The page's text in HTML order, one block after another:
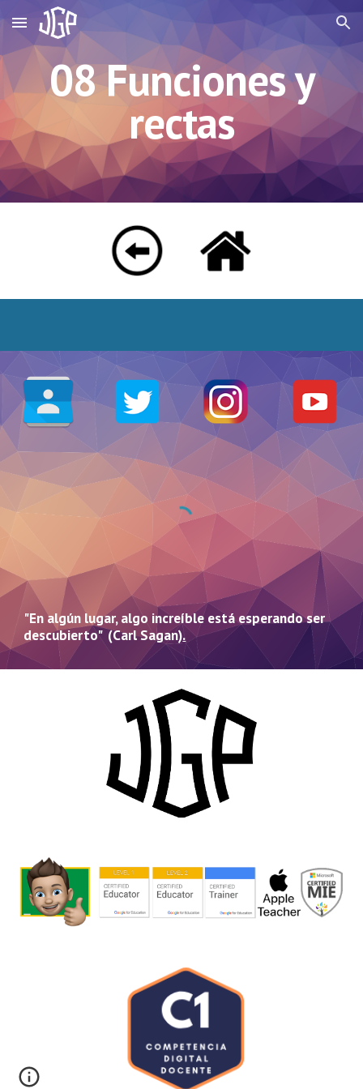
Skip to main content Skip to navigation
08 Funciones y
rectas
"En algún lugar, algo increíble está esperando ser
descubierto" (Carl Sagan).